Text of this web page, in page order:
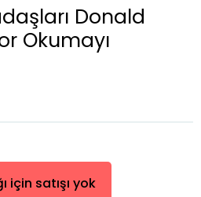
Donald
Okumayı
için satışı yok